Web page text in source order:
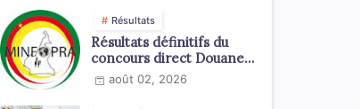
Résultats
Résultats définitifs du
concours direct Douanes
2026août 02, 2026